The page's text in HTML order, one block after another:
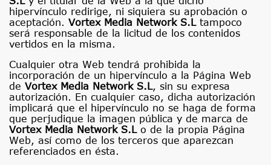
hipervínculo redirige, ni siquiera su aprobación o
aceptación. Vortex Media Network S.Ltampoco
será responsable de la licitud de los contenidos
vertidos en la misma.
Cualquier otra Web tendrá prohibida la
incorporación de un hipervínculo a la Página Web
de Vortex Media Network S.L, sin su expresa
autorización. En cualquier caso, dicha autorización
implicará que el hipervínculo no se haga de forma
que perjudique la imagen pública y de marca de
Vortex Media Network S.Lo de la propia Página
Web, así como de los terceros que aparezcan
referenciados en ésta.